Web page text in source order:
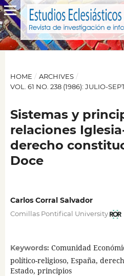
HOME / ARCHIVES /
VOL. 61 NO. 238 (1986): JULIO-
Sistemas y
relaciones
derecho
Doce
Carlos Corral Salvador
Comillas Pontifical University
Keywords: Comunidad
político-religioso, España,
Estado, principios